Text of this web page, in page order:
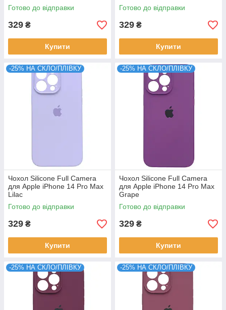
Готово до відправки
329 ₴
Купити
Готово до відправки
329 ₴
Купити
-25% НА СКЛО/ПЛІВКУ
Чохол Silicone Full Camera
для Apple iPhone 14 Pro Max
Lilac
Готово до відправки
329 ₴
Купити
-25% НА СКЛО/ПЛІВКУ
Чохол Silicone Full Camera
для Apple iPhone 14 Pro Max
Grape
Готово до відправки
329 ₴
Купити
-25% НА СКЛО/ПЛІВКУ -25% НА СКЛО/ПЛІВКУ